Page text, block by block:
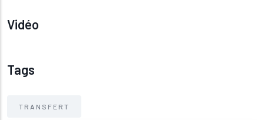
Vidéo
Tags
TRANSFERT